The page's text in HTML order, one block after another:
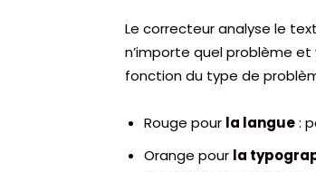
Le correcteur analyse le
n’importe quel problème
fonction du type de
Rouge pour la langue:
Orange pour la